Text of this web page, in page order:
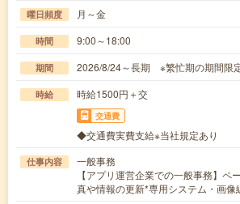
曜日頻度 月～金
時間 9:00～18:00
期間 2026/8/24～長期 ※繁忙期の期間限
時給 時給1500円＋交
交通費
◆交通費実費支給※当社規定あり
仕事内容
一般事務
【アプリ運営企業での一般事務】ペ
真や情報の更新*専用システム・画